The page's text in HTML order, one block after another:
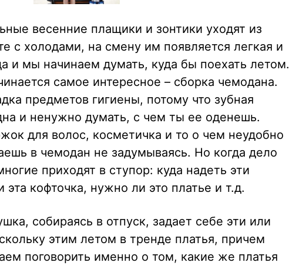
весенние плащики и зонтики уходят из
с холодами, на смену им появляется легкая и
и мы начинаем думать, куда бы поехать летом.
самое интересное – сборка чемодана.
предметов гигиены, потому что зубная
и ненужно думать, с чем ты ее оденешь.
для волос, косметичка и то о чем неудобно
в чемодан не задумываясь. Но когда дело
приходят в ступор: куда надеть эти
кофточка, нужно ли это платье и т.д.
собираясь в отпуск, задает себе эти или
этим летом в тренде платья, причем
поговорить именно о том, какие же платья